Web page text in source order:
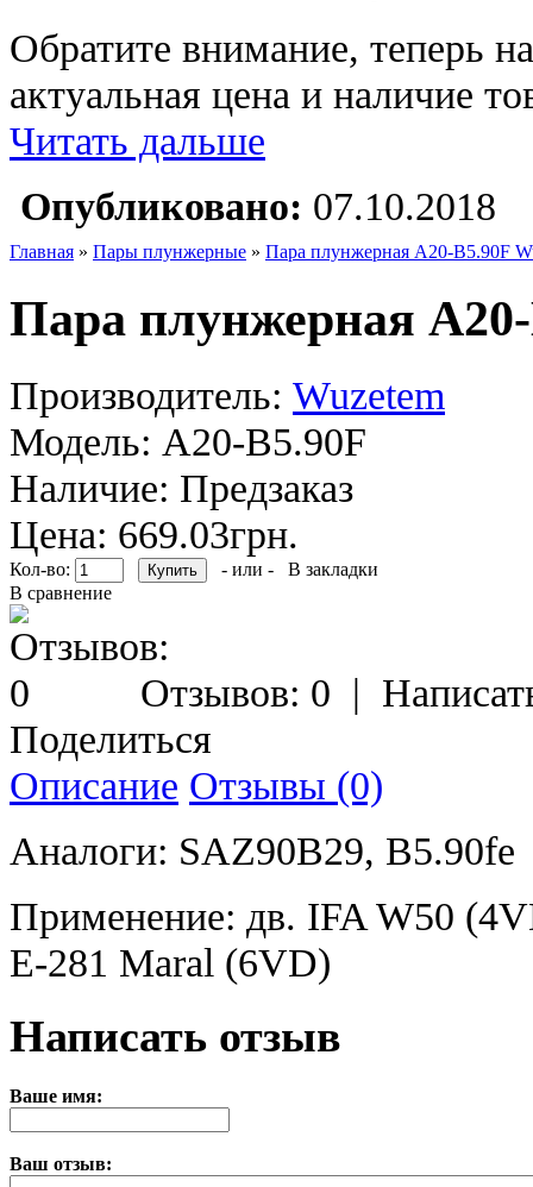
Обратите внимание, теперь
актуальная цена и наличие
Читать дальше
Опубликовано: 07.10.2018
Главная » Пары плунжерные » Пара плунжерная A20-B5.90F
Пара плунжерная
Производитель: Wuzetem
Модель: A20-B5.90F
Наличие: Предзаказ
Цена: 669.03грн.
Кол-во: - или -
В закладки
В сравнение
Отзывов: 0 |
Поделиться
Описание Отзывы (0)
Аналоги: SAZ90B29, B5.90fe
Применение: дв. IFA W50
Е-281 Maral (6VD)
Написать отзыв
Ваше имя:
Ваш отзыв: